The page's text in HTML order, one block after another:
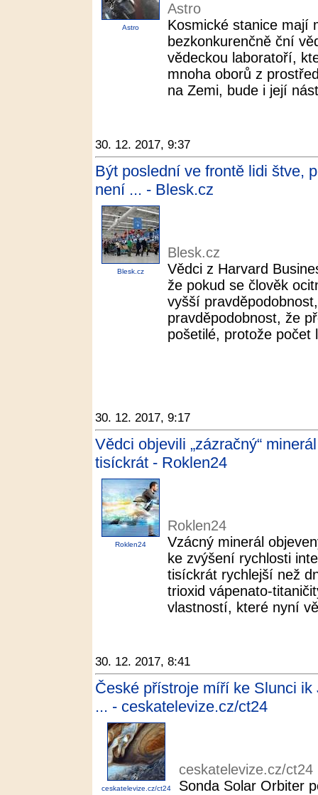
Astro
Astro
Kosmické stanice mají
bezkonkurenčně ční
vědeckou laboratoří,
mnoha oborů z
na Zemi, bude i její
30. 12. 2017, 9:37
Být poslední ve frontě lidi štve,
není ... - Blesk.cz
Blesk.cz
Blesk.cz
Vědci z Harvard
že pokud se člověk
vyšší
pravděpodobnost, že
pošetilé, protože počet
30. 12. 2017, 9:17
Vědci objevili „zázračný“
tisíckrát - Roklen24
Roklen24
Roklen24
Vzácný minerál
ke zvýšení rychlosti
tisíckrát rychlejší než
trioxid vápenato-
vlastností, které nyní
30. 12. 2017, 8:41
České přístroje míří ke Slunci
... - ceskatelevize.cz/ct24
ceskatelevize.cz/ct24
ceskatelevize.cz/ct24
Sonda Solar Orbiter